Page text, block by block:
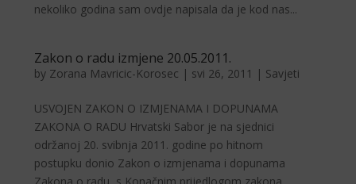
nekoliko godina sam ovdje napisala da je kod nas...
Zakon o radu izmjene 20.05.2011.
by Zorana Mavricic-Korosec | svi 26, 2011 | Savjeti
USVOJEN ZAKON O IZMJENAMA I DOPUNAMA
ZAKONA O RADU Hrvatski Sabor je na sjednici
održanoj 20. svibnja 2011. godine po hitnom
postupku donio Zakon o izmjenama i dopunama